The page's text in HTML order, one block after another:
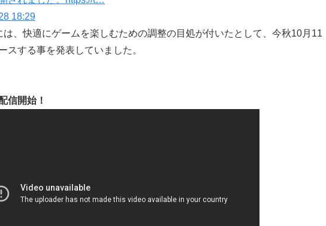
18:29
は、快適にゲームを楽しむための調整の目処が付いたとして、今秋10月11
スする事を発表していました。
信開始！